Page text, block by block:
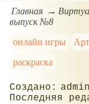
Главная
выпуск №8
онлайн игры
раскраска
admin